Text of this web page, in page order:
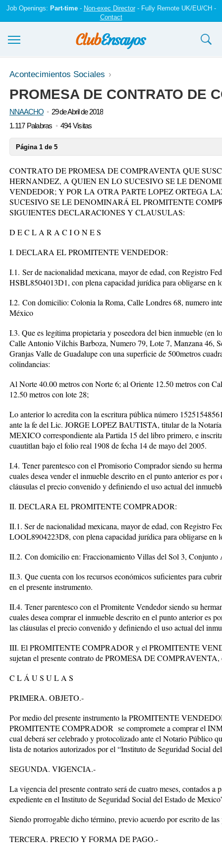
Job Openings: Part-time- Non-exec Director- Fully Remote UK/EU/CH -
Contact
Ensayos y trabajos
Registrarse
Iniciar sesión
Acontecimientos Sociales
PROMESA DE CONTRATO DE
NNAACHO
29 de Abril de 2018
1.117 Palabras
494 Visitas
Página 1 de 5
CONTRATO DE PROMESA DE COMPRAVENTA QUE
HERNANDEZ, A QUIEN EN LO SUCESIVO SE LE
VENDEDOR; Y POR LA OTRA PARTE LOPEZ ORTEGA
SUCESIVO SE LE DENOMINARÁ EL PROMITENTE
SIGUIENTES DECLARACIONES Y CLAUSULAS:
D E C L A R A C I O N E S
I. DECLARA EL PROMITENTE VENDEDOR:
I.1. Ser de nacionalidad mexicana, mayor de edad, con Registro
HSBL8504013D1, con plena capacidad jurídica para obligarse en
I.2. Con domicilio: Colonia la Roma, Calle Londres 68, numero
México
I.3. Que es legítima propietaria y poseedora del bien inmueble
Calle Antonio Vilchis Barboza, Numero 79, Lote 7, Manzana 46,
Granjas Valle de Guadalupe con una superficie de 500metros
colindancias:
Al Norte 40.00 metros con Norte 6; al Oriente 12.50 metros con
12.50 metros con lote 28;
Lo anterior lo acredita con la escritura pública número
ante la fe del Lic. JORGE LOPEZ BAUTISTA, titular de la
MEXICO correspondiente ala Partida 15 del libro primero, e
cuautitlan bajo el folio real 1908 de fecha 14 de mayo del 2005.
I.4. Tener parentesco con el Promisorio Comprador siendo su
cuales desea vender el inmueble descrito en el punto anterior es por
cláusulas el precio convenido y definiendo el uso actual del
II. DECLARA EL PROMITENTE COMPRADOR:
II.1. Ser de nacionalidad mexicana, mayor de edad, con Registro
LOOL8904223D8, con plena capacidad jurídica para obligarse en
II.2. Con domicilio en: Fraccionamiento Villas del Sol 3,
II.3. Que cuenta con los recursos económicos suficientes para
en el presente instrumento.
II.4. Tener parentesco con el Promitente Vendedor siendo su
cuales desea comprar el inmueble descrito en el punto anterior es
las cláusulas el precio convenido y definiendo el uso actual del
III. El PROMITENTE COMPRADOR y el PROMITENTE
sujetan el presente contrato de PROMESA DE COMPRAVENTA,
C L Á U S U L A S
PRIMERA. OBJETO.-
Por medio del presente instrumento la PROMITENTE
PROMITENTE COMPRADOR se compromete a comprar el
cual deberá ser celebrado y protocolizado ante el Notario Público
lista de notarios autorizados por el “Instituto de Seguridad Social
SEGUNDA. VIGENCIA.-
La vigencia del presente contrato será de cuatro meses, contados a
expediente en el Instituto de Seguridad Social del Estado de
Siendo prorrogable dicho término, previo acuerdo por escrito de las
TERCERA. PRECIO Y FORMA DE PAGO.-